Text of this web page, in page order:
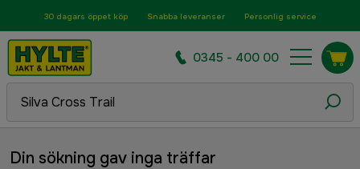
30 dagars öppet köp Snabba leveranser Personlig service
0345 - 400 00
Din sökning gav inga träffar